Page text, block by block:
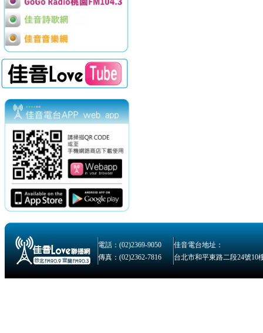
電話：(02)2369-9050
佳音電台地址：
傳真：(02)2362-7816
台北市和平東路二段24號10